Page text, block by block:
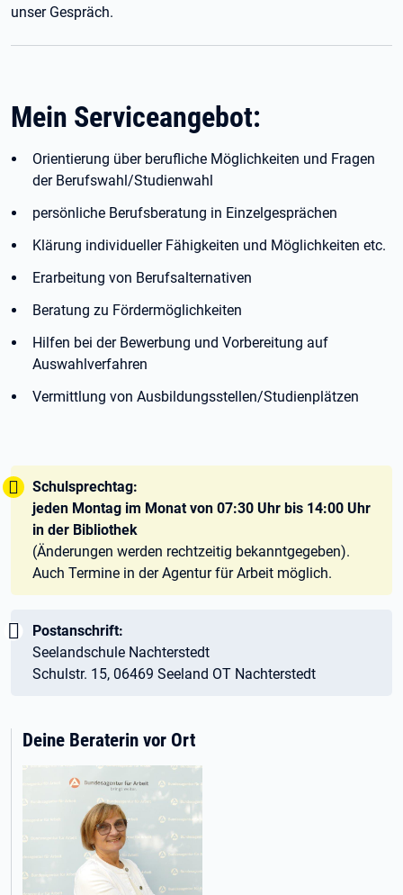
unser Gespräch.
Mein Serviceangebot:
Orientierung über berufliche Möglichkeiten und Fragen
der Berufswahl/Studienwahl
persönliche Berufsberatung in Einzelgesprächen
Klärung individueller Fähigkeiten und Möglichkeiten etc.
Erarbeitung von Berufsalternativen
Beratung zu Fördermöglichkeiten
Hilfen bei der Bewerbung und Vorbereitung auf
Auswahlverfahren
Vermittlung von Ausbildungsstellen/Studienplätzen
Tipp:
Schulsprechtag:
jeden Montag im Monat von 07:30 Uhr bis 14:00 Uhr
in der Bibliothek
(Änderungen werden rechtzeitig bekanntgegeben).
Auch Termine in der Agentur für Arbeit möglich.
Wichtig:
Postanschrift:
Seelandschule Nachterstedt
Schulstr. 15, 06469 Seeland OT Nachterstedt
Deine Beraterin vor Ort